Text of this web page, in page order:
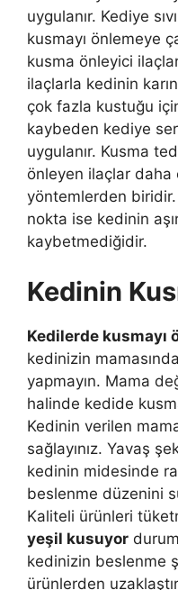
uygulanır. Kediye
kusmayı önlemeye
kusma önleyici
ilaçlarla kedinin
çok fazla kustuğu için
kaybeden kediye
uygulanır. Kusma
önleyen ilaçlar daha
yöntemlerden
nokta ise kedinin
kaybetmediğidir.
Kedinin
Kedilerde kusmayı
kedinizin
yapmayın. Mama
halinde kedide
Kedinin verilen
sağlayınız. Yavaş
kedinin midesinde
beslenme düzenini
Kaliteli ürünleri
yeşil kusuyor
kedinizin beslenme
ürünlerden